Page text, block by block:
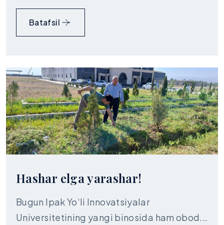
Batafsil
Hashar elga yarashar!
Bugun Ipak Yo‘li Innovatsiyalar
Universitetining yangi binosida ham obod...